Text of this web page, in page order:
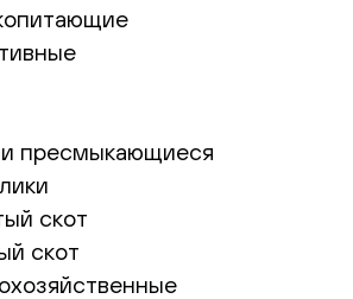
пресмыкающиеся
скот
скот